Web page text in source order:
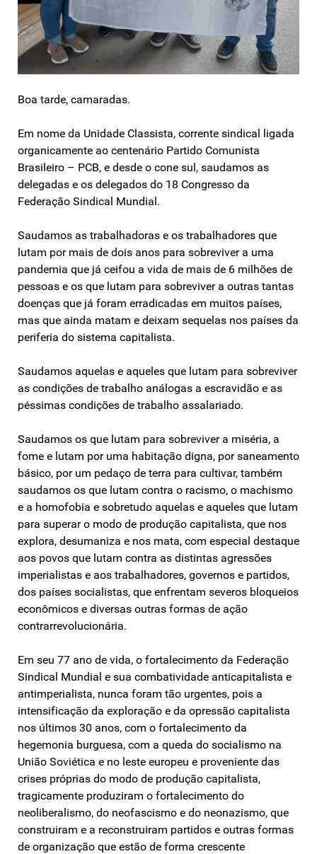
Boa tarde, camaradas.
Em nome da Unidade Classista, corrente sindical ligada
organicamente ao centenário Partido Comunista
Brasileiro – PCB, e desde o cone sul, saudamos as
delegadas e os delegados do 18 Congresso da
Federação Sindical Mundial.
Saudamos as trabalhadoras e os trabalhadores que
lutam por mais de dois anos para sobreviver a uma
pandemia que já ceifou a vida de mais de 6 milhões de
pessoas e os que lutam para sobreviver a outras tantas
doenças que já foram erradicadas em muitos países,
mas que ainda matam e deixam sequelas nos países da
periferia do sistema capitalista.
Saudamos aquelas e aqueles que lutam para sobreviver
as condições de trabalho análogas a escravidão e as
péssimas condições de trabalho assalariado.
Saudamos os que lutam para sobreviver a miséria, a
fome e lutam por uma habitação digna, por saneamento
básico, por um pedaço de terra para cultivar, também
saudamos os que lutam contra o racismo, o machismo
e a homofobia e sobretudo aquelas e aqueles que lutam
para superar o modo de produção capitalista, que nos
explora, desumaniza e nos mata, com especial destaque
aos povos que lutam contra as distintas agressões
imperialistas e aos trabalhadores, governos e partidos,
dos países socialistas, que enfrentam severos bloqueios
econômicos e diversas outras formas de ação
contrarrevolucionária.
Em seu 77 ano de vida, o fortalecimento da Federação
Sindical Mundial e sua combatividade anticapitalista e
antimperialista, nunca foram tão urgentes, pois a
intensificação da exploração e da opressão capitalista
nos últimos 30 anos, com o fortalecimento da
hegemonia burguesa, com a queda do socialismo na
União Soviética e no leste europeu e proveniente das
crises próprias do modo de produção capitalista,
tragicamente produziram o fortalecimento do
neoliberalismo, do neofascismo e do neonazismo, que
construiram e a reconstruiram partidos e outras formas
de organização que estão de forma crescente